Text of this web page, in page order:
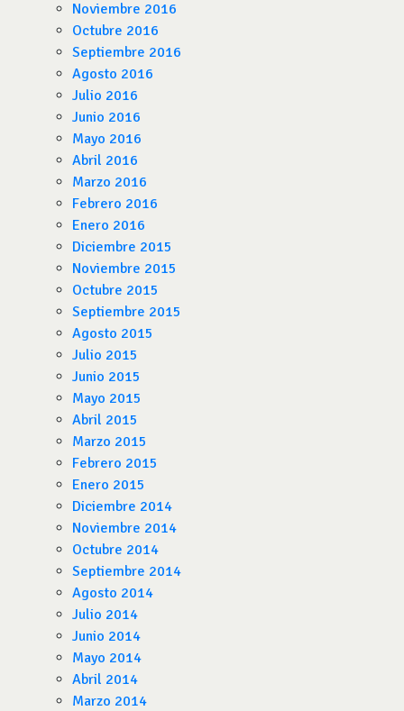
Noviembre 2016
Octubre 2016
Septiembre 2016
Agosto 2016
Julio 2016
Junio 2016
Mayo 2016
Abril 2016
Marzo 2016
Febrero 2016
Enero 2016
Diciembre 2015
Noviembre 2015
Octubre 2015
Septiembre 2015
Agosto 2015
Julio 2015
Junio 2015
Mayo 2015
Abril 2015
Marzo 2015
Febrero 2015
Enero 2015
Diciembre 2014
Noviembre 2014
Octubre 2014
Septiembre 2014
Agosto 2014
Julio 2014
Junio 2014
Mayo 2014
Abril 2014
Marzo 2014